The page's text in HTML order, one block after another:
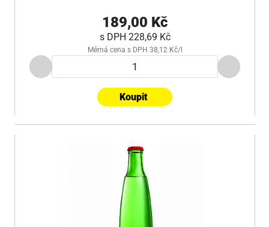
189,00 Kč
s DPH 228,69 Kč
Měrná cena s DPH 38,12 Kč/l
Koupit